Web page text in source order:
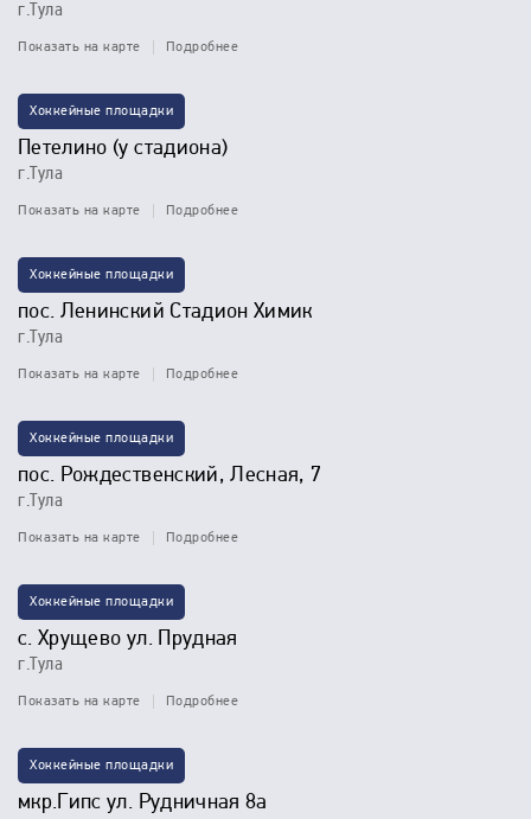
г.Тула
Показать на карте Подробнее
Хоккейные площадки
Петелино (у стадиона)
г.Тула
Показать на карте Подробнее
Хоккейные площадки
пос. Ленинский Стадион Химик
г.Тула
Показать на карте Подробнее
Хоккейные площадки
пос. Рождественский, Лесная, 7
г.Тула
Показать на карте Подробнее
Хоккейные площадки
с. Хрущево ул. Прудная
г.Тула
Показать на карте Подробнее
Хоккейные площадки
мкр.Гипс ул. Рудничная 8а